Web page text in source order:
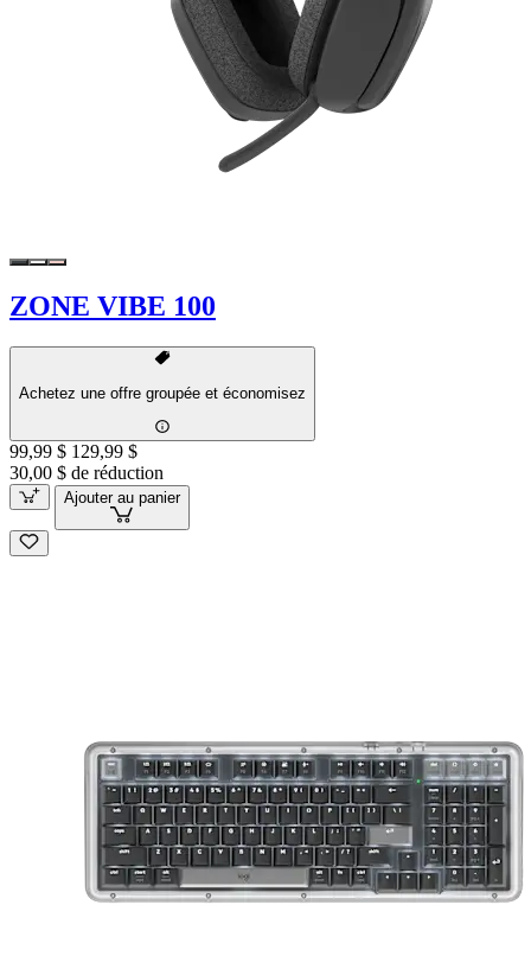
ZONE VIBE 100
Achetez une offre groupée et économisez
99,99 $ 129,99 $
30,00 $ de réduction
Ajouter au panier